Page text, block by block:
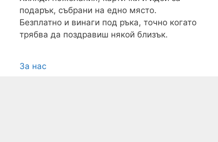
подарък, събрани на едно място.
Безплатно и винаги под ръка, точно когато
трябва да поздравиш някой близък.
За нас